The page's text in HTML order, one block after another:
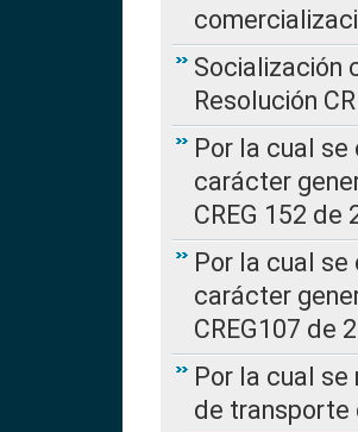
Socialización
Resolución
Por la cual
carácter
CREG 152 de
Por la cual
carácter
CREG107 de
Por la cual
de transporte